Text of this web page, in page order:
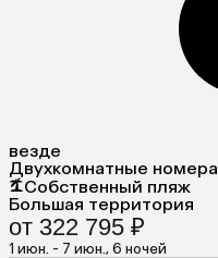
везде
Двухкомнатные номера
Собственный пляж
Большая территория
от 322 795 ₽
1 июн. - 7 июн., 6 ночей